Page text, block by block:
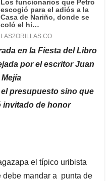
en la Fiesta del Libro
por el escritor Juan
presupuesto sino que
invitado de honor
el típico uribista
debe mandar a punta de